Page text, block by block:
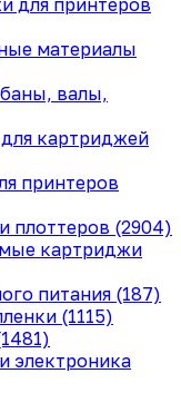
для принтеров
материалы
валы,
картриджей
принтеров
плоттеров (2904)
картриджи
питания (187)
(1115)
электроника